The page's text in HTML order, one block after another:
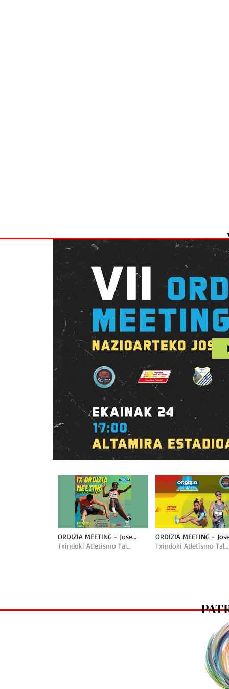
ORDIZIA MEETING - Jose
Antonio Peña Nazioarteko
Txindoki Atletismo Taldea
ORDIZIA MEETING -
Antonio Peña
Txindoki Atletismo Taldea